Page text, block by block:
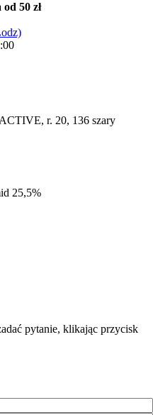
50 zł
r. 20, 136 szary
25,5%
pytanie, klikając przycisk